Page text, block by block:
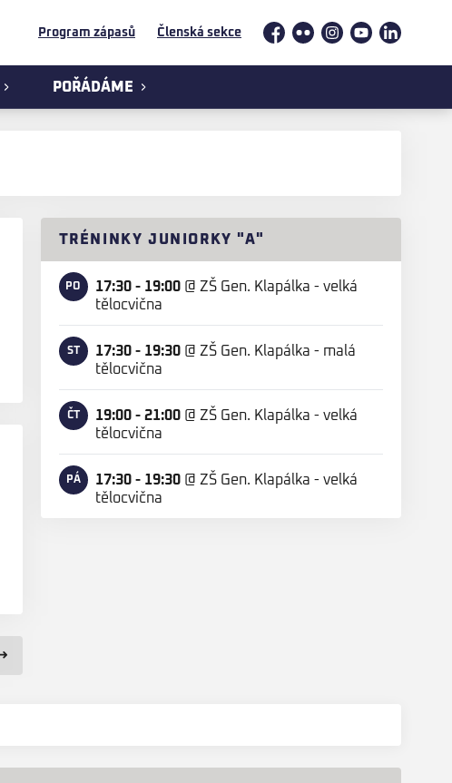
Program zápasů Členská sekce
Facebook
FlickrInstagram
YouTubeLinkedIn
POŘÁDÁME
TRÉNINKY JUNIORKY "A"
PO 17:30 - 19:00@ ZŠ Gen. Klapálka - velká
tělocvična
ST 17:30 - 19:30@ ZŠ Gen. Klapálka - malá
tělocvična
ČT 19:00 - 21:00@ ZŠ Gen. Klapálka - velká
tělocvična
PÁ 17:30 - 19:30@ ZŠ Gen. Klapálka - velká
tělocvična